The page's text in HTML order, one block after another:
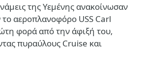
της Υεμένης ανακοίνωσαν
το αεροπλανοφόρο USS Carl
φορά από την άφιξή του,
πυραύλους Cruise και